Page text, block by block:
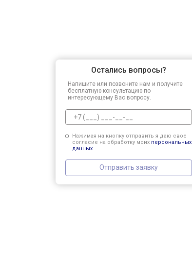
Остались вопросы?
Напишите или позвоните нам и получите
бесплатную консультацию по
интересующему Вас вопросу.
Нажимая на кнопку отправить я даю свое
согласие на обработку моих персональных
данных.
Отправить заявку